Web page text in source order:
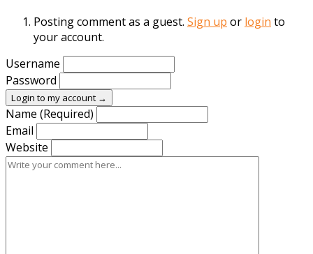
Posting comment as a guest. Sign up or login to
your account.
Username
Password
Login to my account →
Name (Required)
Email
Website